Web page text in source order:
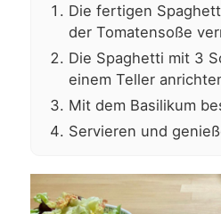
Die fertigen
der Tomatensoße
Die Spaghetti mit 3
einem Teller
Mit dem Basilikum
Servieren und